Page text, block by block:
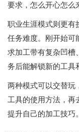
要求，怎么开心怎么
职业生涯模式则更有
任务难度。刚开始可
求加工带有复杂凹槽
务后能解锁新的工具
两种模式可以交替玩
工具的使用方法，再
提升自己的加工技巧。